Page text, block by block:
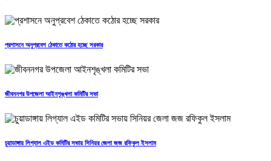
প্রশাসনে অনুপ্রবেশ ঠেকাতে কঠোর হচ্ছে সরকার
জীবননগর উপজেলা আইনশৃঙ্খলা কমিটির সভা
চুয়াডাঙ্গায় লিগ্যাল এইড কমিটির সভায় সিনিয়র জেলা জজ রফিকুল ইসলাম